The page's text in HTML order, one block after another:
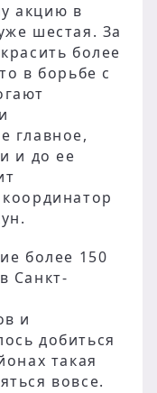
акцию в
шестая. За
более
в борьбе с
главное,
и до ее
более 150
Санкт-
и
добиться
такая
вовсе.